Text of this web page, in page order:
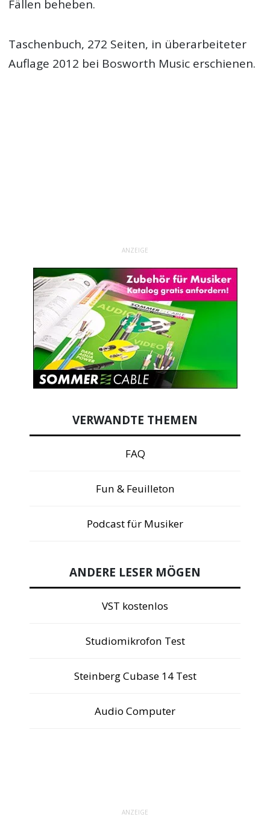
Fällen beheben.
Taschenbuch, 272 Seiten, in überarbeiteter
Auflage 2012 bei Bosworth Music erschienen.
ANZEIGE
VERWANDTE THEMEN
FAQ
Fun & Feuilleton
Podcast für Musiker
ANDERE LESER MÖGEN
VST kostenlos
Studiomikrofon Test
Steinberg Cubase 14 Test
Audio Computer
ANZEIGE